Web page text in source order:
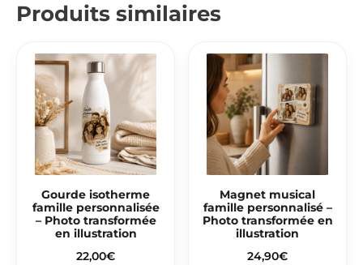
Produits similaires
Gourde isotherme
famille personnalisée
– Photo transformée
en illustration
22,00€
Magnet musical
famille personnalisé –
Photo transformée en
illustration
24,90€